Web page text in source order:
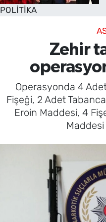
POLİTİKA
Zehir
Operasyonda 4
Fişeği, 2 Adet
Eroin Maddesi, 4
Maddesi